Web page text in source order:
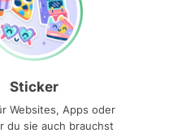
Sticker
Websites, Apps oder
du sie auch brauchst